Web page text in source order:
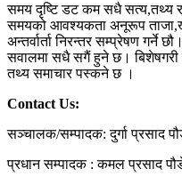
समय दृष्टि डट कम सधै सत्य,तथ्य र
समयको आवश्यकता अनूरूप
अन्तर्वार्ता निरन्तर सम्प्रेषण
सवालमा सधै सगैं हुने छ। बिशेषगरी
तथ्य समाचार पस्कने छ ।
Contact Us:
सञ्चालक/सम्पादक: दुर्गा प्रसाद
प्रधान सम्पादक : कमल प्रसाद